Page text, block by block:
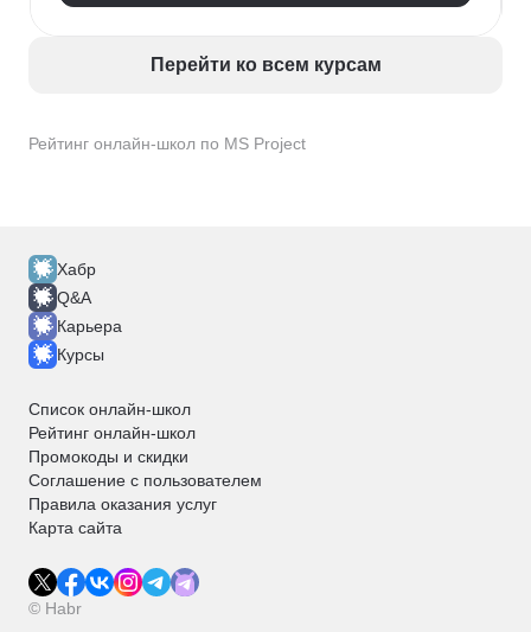
Рейтинг онлайн-школ по MS Project
Перейти ко всем курсам
Хабр
Q&A
Карьера
Курсы
Список онлайн-школ
Рейтинг онлайн-школ
Промокоды и скидки
Соглашение с пользователем
Правила оказания услуг
Карта сайта
© Habr